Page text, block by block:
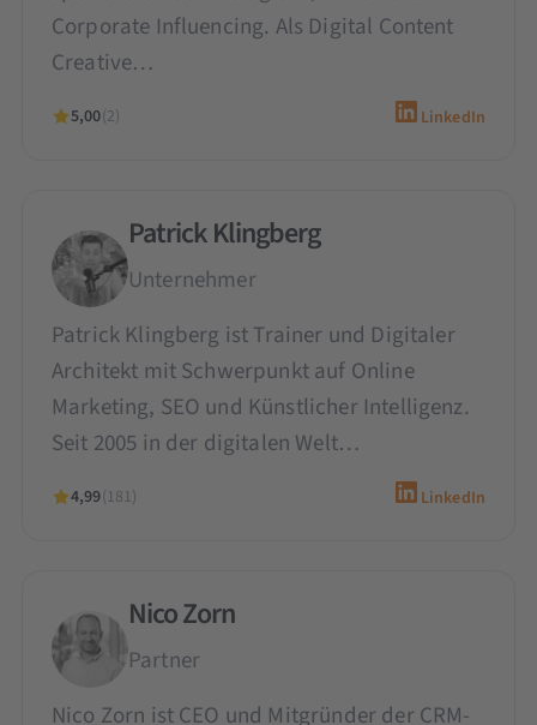
Corporate Influencing. Als Digital Content
Creative…
5,00(2) LinkedIn
Patrick Klingberg
Unternehmer
Patrick Klingberg ist Trainer und Digitaler
Architekt mit Schwerpunkt auf Online
Marketing, SEO und Künstlicher Intelligenz.
Seit 2005 in der digitalen Welt…
4,99(181) LinkedIn
Nico Zorn
Partner
Nico Zorn ist CEO und Mitgründer der CRM-